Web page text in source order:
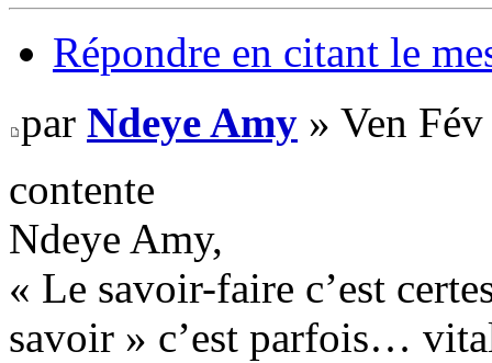
Répondre en citant le
par Ndeye Amy » Ven
contente
Ndeye Amy,
« Le savoir-faire c’est
savoir » c’est parfois…